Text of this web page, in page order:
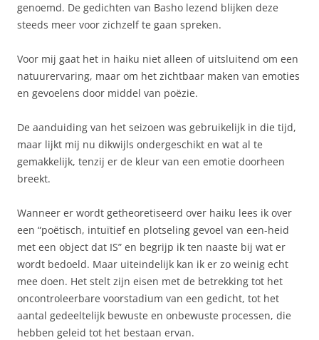
genoemd. De gedichten van Basho lezend blijken deze
steeds meer voor zichzelf te gaan spreken.
Voor mij gaat het in haiku niet alleen of uitsluitend om een
natuurervaring, maar om het zichtbaar maken van emoties
en gevoelens door middel van poëzie.
De aanduiding van het seizoen was gebruikelijk in die tijd,
maar lijkt mij nu dikwijls ondergeschikt en wat al te
gemakkelijk, tenzij er de kleur van een emotie doorheen
breekt.
Wanneer er wordt getheoretiseerd over haiku lees ik over
een “poëtisch, intuïtief en plotseling gevoel van een-heid
met een object dat IS” en begrijp ik ten naaste bij wat er
wordt bedoeld. Maar uiteindelijk kan ik er zo weinig echt
mee doen. Het stelt zijn eisen met de betrekking tot het
oncontroleerbare voorstadium van een gedicht, tot het
aantal gedeeltelijk bewuste en onbewuste processen, die
hebben geleid tot het bestaan ervan.